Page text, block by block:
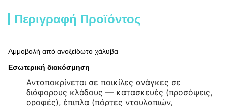
Περιγραφή Προϊόντος
Αμμοβολή από ανοξείδωτο χάλυβα
Εσωτερική διακόσμηση
Ανταποκρίνεται σε ποικίλες ανάγκες σε
διάφορους κλάδους — κατασκευές (προσόψεις,
οροφές), έπιπλα (πόρτες ντουλαπιών,